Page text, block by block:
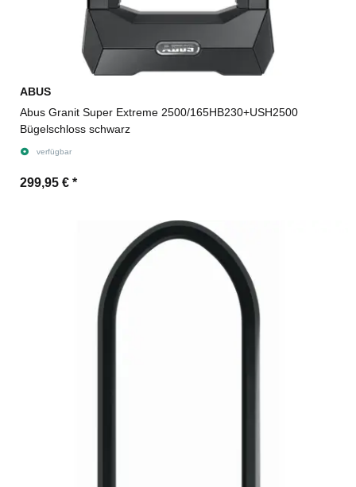
ABUS
Abus Granit Super Extreme 2500/165HB230+USH2500
Bügelschloss schwarz
verfügbar
299,95 € *